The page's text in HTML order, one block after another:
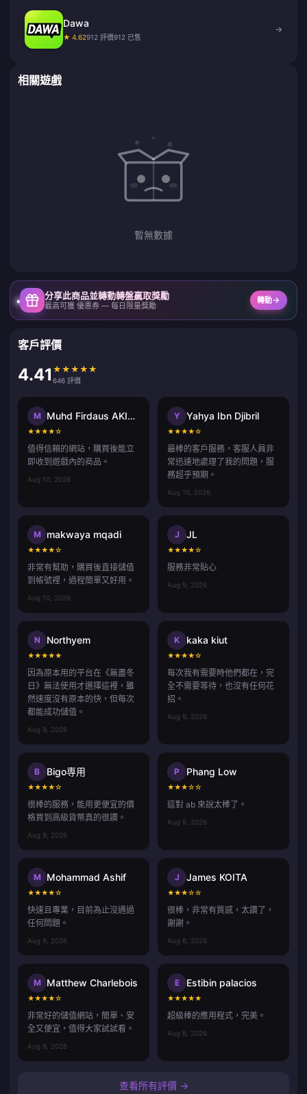
Dawa
★ 4.62912 評價912 已售
→
相關遊戲
暫無數據
分享此商品並轉動轉盤贏取獎勵
最高可獲 優惠券 — 每日限量獎勵
轉動
客戶評價
4.41 ★ ★ ★ ★ ★
646 評價
M Muhd Firdaus AKIDAD
★★★★☆
值得信賴的網站，購買後能立
即收到遊戲內的商品。
Aug 10, 2026
Y Yahya Ibn Djibril
★★★★☆
最棒的客戶服務，客服人員非
常迅速地處理了我的問題，服
務超乎預期。
Aug 10, 2026
M makwaya mqadi
★★★★☆
非常有幫助，購買後直接儲值
到帳號裡，過程簡單又好用。
Aug 10, 2026
J JL
★★★★☆
服務非常貼心
Aug 9, 2026
N Northyem
★★★★★
因為原本用的平台在《無盡冬
日》無法使用才選擇這裡，雖
然速度沒有原本的快，但每次
都能成功儲值。
Aug 9, 2026
K kaka kiut
★★★★☆
每次我有需要時他們都在，完
全不需要等待，也沒有任何花
招。
Aug 9, 2026
B Bigo専用
★★★★☆
很棒的服務，能用更便宜的價
格買到高級貨幣真的很讚。
Aug 9, 2026
P Phang Low
★★★☆☆
這對 ab 來說太棒了。
Aug 9, 2026
M Mohammad Ashif
★★★★☆
快速且專業，目前為止沒遇過
任何問題。
Aug 9, 2026
J James KOITA
★★★☆☆
很棒，非常有質感，太讚了，
謝謝。
Aug 8, 2026
M Matthew Charlebois
★★★★☆
非常好的儲值網站，簡單、安
全又便宜，值得大家試試看。
Aug 8, 2026
E Estibin palacios
★★★★★
超級棒的應用程式，完美。
Aug 8, 2026
查看所有評價 →